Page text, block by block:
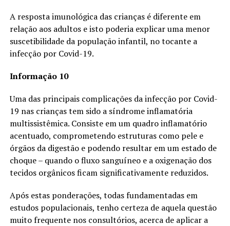
A resposta imunológica das crianças é diferente em
relação aos adultos e isto poderia explicar uma menor
suscetibilidade da população infantil, no tocante a
infecção por Covid-19.
Informação 10
Uma das principais complicações da infecção por Covid-
19 nas crianças tem sido a síndrome inflamatória
multissistêmica. Consiste em um quadro inflamatório
acentuado, comprometendo estruturas como pele e
órgãos da digestão e podendo resultar em um estado de
choque – quando o fluxo sanguíneo e a oxigenação dos
tecidos orgânicos ficam significativamente reduzidos.
Após estas ponderações, todas fundamentadas em
estudos populacionais, tenho certeza de aquela questão
muito frequente nos consultórios, acerca de aplicar a